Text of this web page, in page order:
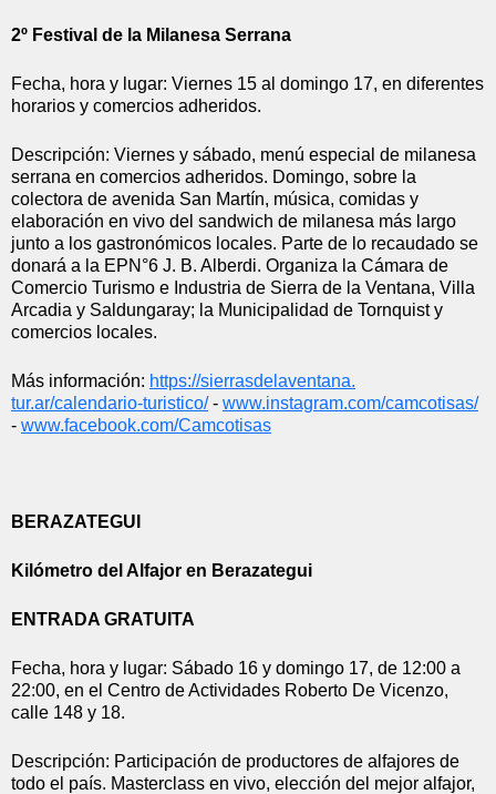
2º Festival de la Milanesa Serrana
Fecha, hora y lugar: Viernes 15 al domingo 17, en diferentes
horarios y comercios adheridos.
Descripción: Viernes y sábado, menú especial de milanesa
serrana en comercios adheridos. Domingo, sobre la
colectora de avenida San Martín, música, comidas y
elaboración en vivo del sandwich de milanesa más largo
junto a los gastronómicos locales. Parte de lo recaudado se
donará a la EPN°6 J. B. Alberdi. Organiza la Cámara de
Comercio Turismo e Industria de Sierra de la Ventana, Villa
Arcadia y Saldungaray; la Municipalidad de Tornquist y
comercios locales.
Más información: https://sierrasdelaventana.
tur.ar/calendario-turistico/ - www.instagram.com/camcotisas/
- www.facebook.com/Camcotisas
BERAZATEGUI
Kilómetro del Alfajor en Berazategui
ENTRADA GRATUITA
Fecha, hora y lugar: Sábado 16 y domingo 17, de 12:00 a
22:00, en el Centro de Actividades Roberto De Vicenzo,
calle 148 y 18.
Descripción: Participación de productores de alfajores de
todo el país. Masterclass en vivo, elección del mejor alfajor,